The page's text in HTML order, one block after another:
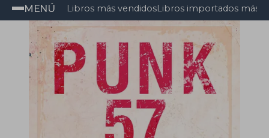
MENÚ Libros más vendidosLibros importados más